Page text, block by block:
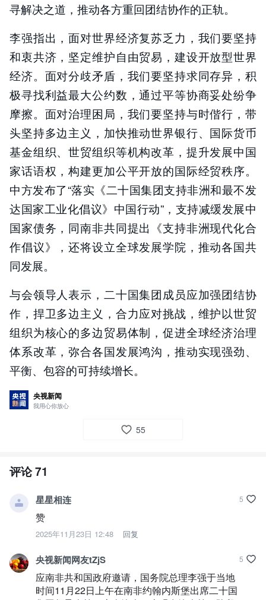
寻解决之道，推动各方重回团结协作的正轨。
李强指出，面对世界经济复苏乏力，我们要坚持
和衷共济，坚定维护自由贸易，建设开放型世界
经济。面对分歧矛盾，我们要坚持求同存异，积
极寻找利益最大公约数，通过平等协商妥处纷争
摩擦。面对治理困局，我们要坚持与时偕行，带
头坚持多边主义，加快推动世界银行、国际货币
基金组织、世贸组织等机构改革，提升发展中国
家话语权，构建更加公平开放的国际经贸秩序。
中方发布了“落实《二十国集团支持非洲和最不发
达国家工业化倡议》中国行动”，支持减缓发展中
国家债务，同南非共同提出《支持非洲现代化合
作倡议》，还将设立全球发展学院，推动各国共
同发展。
与会领导人表示，二十国集团成员应加强团结协
作，捍卫多边主义，合力应对挑战，维护以世贸
组织为核心的多边贸易体制，促进全球经济治理
体系改革，弥合各国发展鸿沟，推动实现强劲、
平衡、包容的可持续增长。
央视新闻
我用心你放心
55
评论71
星星相连
赞
2025年11月23日 12:48 回复
5
央视新闻网友tZjS
应南非共和国政府邀请，国务院总理李强于当地
时间11月22日上午在南非约翰内斯堡出席二十国
5